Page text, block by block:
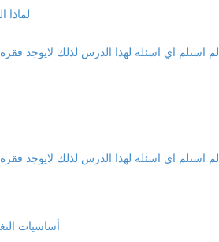
لماذا
لم استلم اي اسئلة لهذا الدرس لذلك لايوجد
لم استلم اي اسئلة لهذا الدرس لذلك لايوجد
أساسيات